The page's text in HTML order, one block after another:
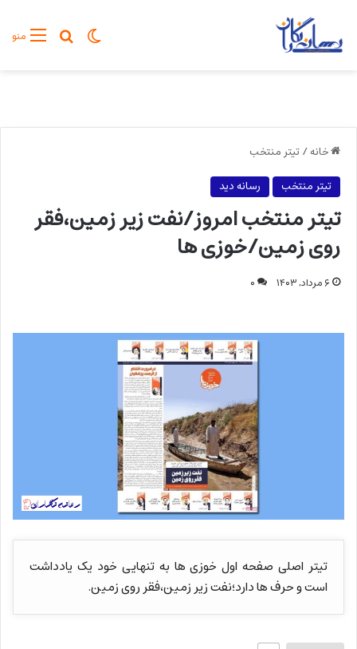
منوجستجو
تغییر پوسته
خانه/تیتر منتخب
تیتر منتخب
رسانه دید
تیتر منتخب امروز/نفت زیر زمین،فقر
روی زمین/خوزی ها
۶ مرداد, ۱۴۰۳ ۰
تیتر اصلی صفحه اول خوزی ها به تنهایی خود یک یادداشت
است و حرف ها دارد؛نفت زیر زمین،فقر روی زمین.